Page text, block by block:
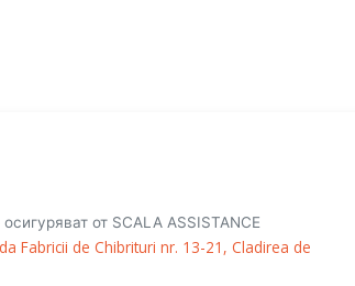
от SCALA ASSISTANCE
Fabricii de Chibrituri nr. 13-21, Cladirea de